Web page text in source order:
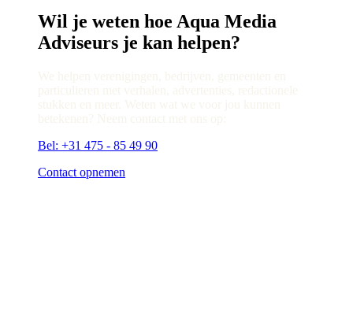
Wil je weten hoe Aqua Media
Adviseurs je kan helpen?
Bel: +31 475 - 85 49 90
Contact opnemen